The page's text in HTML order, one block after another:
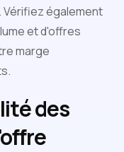
Vérifiez également
et d'offres
marge
des